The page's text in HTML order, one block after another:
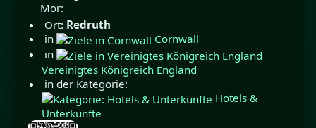
Mor:
Ort: Redruth
in
Cornwall
in
Vereinigtes Königreich England
in der Kategorie:
Hotels &
Unterkünfte